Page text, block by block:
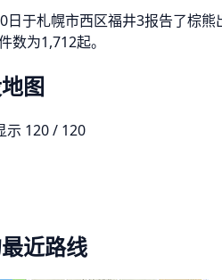
日于札幌市西区福井3报告了棕
数为1,712起。
图
示 120 / 120
近路线